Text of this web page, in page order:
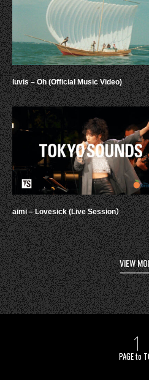
luvis – Oh (Official Music Video)
aimi – Lovesick (Live Session）
VIEW
PAGE to